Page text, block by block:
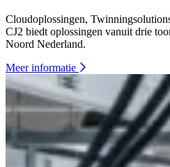
Cloudoplossingen,
CJ2 biedt oplossingen vanuit drie
Noord Nederland.
Meer informatie